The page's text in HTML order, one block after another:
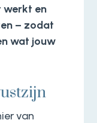
werkt en
– zodat
wat jouw
van